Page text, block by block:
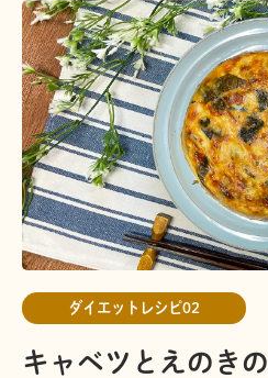
ダイエットレシピ02
キャベツとえのきの